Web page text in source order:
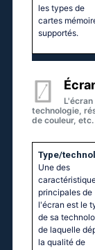
les types de
cartes
supportés.
technologie,
de couleur, etc.
Type/
Une des
principales de
l'écran est le
de sa
de laquelle
la qualité de